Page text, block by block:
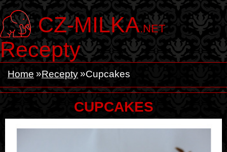
CZ-MILKA.NET
Recepty
Home Recepty Cupcakes
CUPCAKES